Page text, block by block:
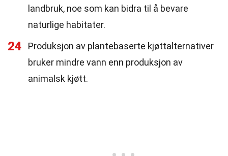
landbruk, noe som kan bidra til å bevare
naturlige habitater.
24
Produksjon av plantebaserte kjøttalternativer
bruker mindre vann enn produksjon av
animalsk kjøtt.